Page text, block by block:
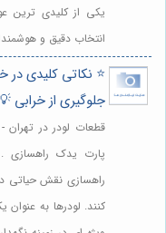
یکی از کلیدی ترین
انتخاب دقیق و
⭐️ نکاتی کلیدی در
جلوگیری از خرابی
قطعات لودر در تهران
پارت یدک راهسازی .
راهسازی نقش حیاتی
کنند. لودرها به عنوان